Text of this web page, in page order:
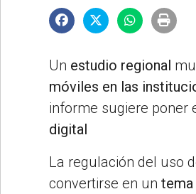
©2007/2026
Un estudio regional
móviles en las
informe sugiere poner
digital
La regulación del uso
convertirse en un tema